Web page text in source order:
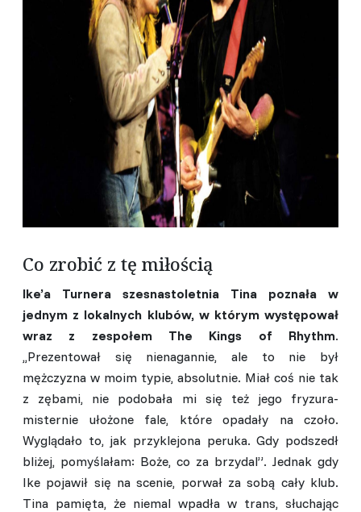
Co zrobić z tę miłością
Ike’a Turnera szesnastoletnia Tina poznała w
jednym z lokalnych klubów, w którym występował
wraz z zespołem The Kings of Rhythm.
,,Prezentował się nienagannie, ale to nie był
mężczyzna w moim typie, absolutnie. Miał coś nie tak
z zębami, nie podobała mi się też jego fryzura-
misternie ułożone fale, które opadały na czoło.
Wyglądało to, jak przyklejona peruka. Gdy podszedł
bliżej, pomyślałam: Boże, co za brzydal”. Jednak gdy
Ike pojawił się na scenie, porwał za sobą cały klub.
Tina pamięta, że niemal wpadła w trans, słuchając